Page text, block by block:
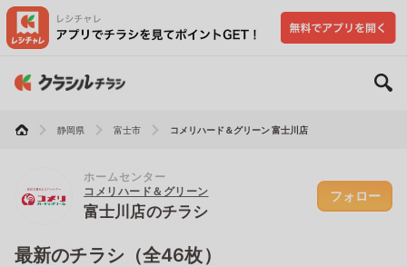
静岡県 富士市 コメリハード＆グリーン 富士川店
ホームセンター
コメリハード＆グリーン
富士川店のチラシ
フォロー
最新のチラシ（全46枚）